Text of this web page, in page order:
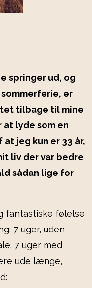
springer ud, og
er
tilbage til mine
at lyde som en
jeg kun er 33 år,
liv der var bedre
sådan lige for
fantastiske følelse
7 uger, uden
7 uger med
ude længe,